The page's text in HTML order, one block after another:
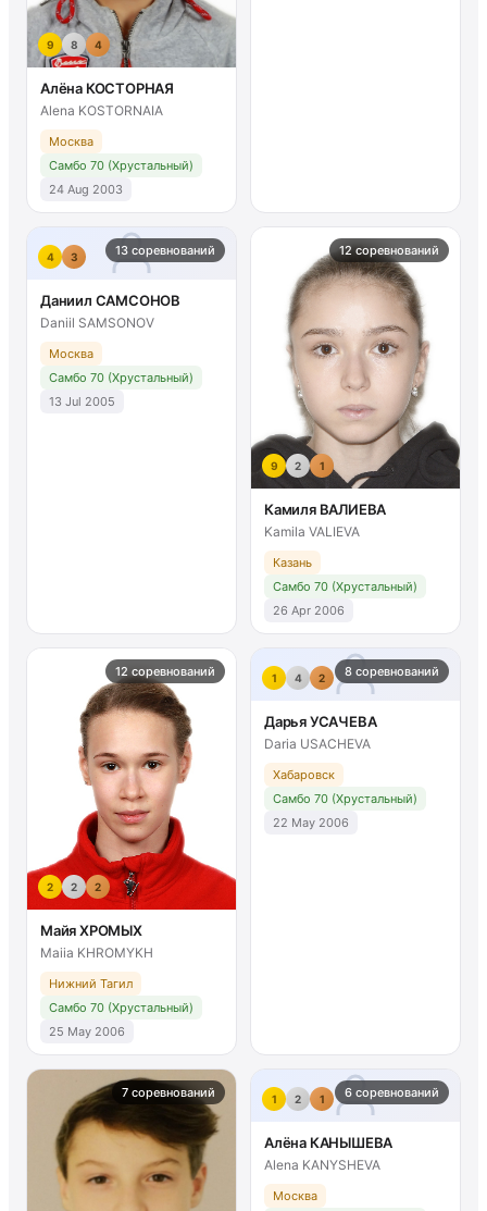
9 8 4
Алёна КОСТОРНАЯ
Alena KOSTORNAIA
Москва
Самбо 70 (Хрустальный)
24 Aug 2003
13 соревнований
4 3
Даниил САМСОНОВ
Daniil SAMSONOV
Москва
Самбо 70 (Хрустальный)
13 Jul 2005
12 соревнований
9 2 1
Камиля ВАЛИЕВА
Kamila VALIEVA
Казань
Самбо 70 (Хрустальный)
26 Apr 2006
12 соревнований
2 2 2
Майя ХРОМЫХ
Maiia KHROMYKH
Нижний Тагил
Самбо 70 (Хрустальный)
25 May 2006
8 соревнований
1 4 2
Дарья УСАЧЕВА
Daria USACHEVA
Хабаровск
Самбо 70 (Хрустальный)
22 May 2006
7 соревнований 6 соревнований
1 2 1
Алёна КАНЫШЕВА
Alena KANYSHEVA
Москва